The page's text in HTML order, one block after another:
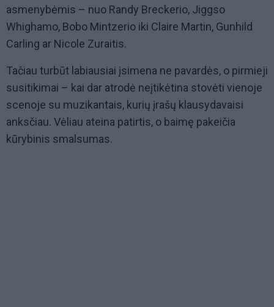
asmenybėmis – nuo Randy Breckerio, Jiggso
Whighamo, Bobo Mintzerio iki Claire Martin, Gunhild
Carling ar Nicole Zuraitis.
Tačiau turbūt labiausiai įsimena ne pavardės, o pirmieji
susitikimai – kai dar atrodė neįtikėtina stovėti vienoje
scenoje su muzikantais, kurių įrašų klausydavaisi
anksčiau. Vėliau ateina patirtis, o baimę pakeičia
kūrybinis smalsumas.